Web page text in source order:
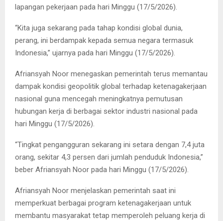
lapangan pekerjaan pada hari Minggu (17/5/2026).
“Kita juga sekarang pada tahap kondisi global dunia,
perang, ini berdampak kepada semua negara termasuk
Indonesia,” ujarnya pada hari Minggu (17/5/2026).
Afriansyah Noor menegaskan pemerintah terus memantau
dampak kondisi geopolitik global terhadap ketenagakerjaan
nasional guna mencegah meningkatnya pemutusan
hubungan kerja di berbagai sektor industri nasional pada
hari Minggu (17/5/2026).
“Tingkat pengangguran sekarang ini setara dengan 7,4 juta
orang, sekitar 4,3 persen dari jumlah penduduk Indonesia,”
beber Afriansyah Noor pada hari Minggu (17/5/2026).
Afriansyah Noor menjelaskan pemerintah saat ini
memperkuat berbagai program ketenagakerjaan untuk
membantu masyarakat tetap memperoleh peluang kerja di